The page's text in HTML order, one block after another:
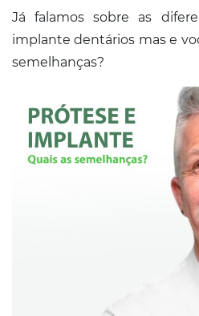
Já falamos sobre as
implante dentários mas e
semelhanças?